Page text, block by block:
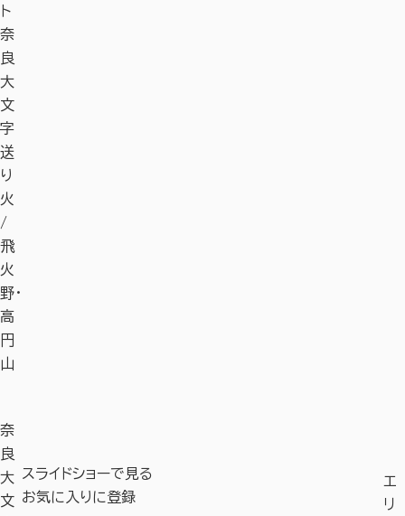
ト
奈
良
大
文
字
送
り
火
/
飛
火
野・
高
円
山
奈
良
大
文
スライドショーで見る
お気に入りに登録
エ
リ